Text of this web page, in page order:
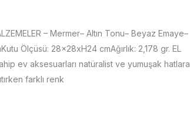
– Mermer– Altın Tonu– Beyaz Emaye–
Ölçüsü: 28x28xH24 cmAğırlık: 2,178 gr. EL
ev aksesuarları natüralist ve yumuşak hatlara
farklı renk